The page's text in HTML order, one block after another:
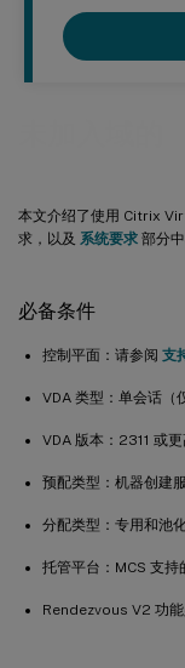
本文介绍了使用 Citrix
求，以及 系统要求 部分
必备条件
控制平面：请参阅 支
VDA 类型：单会话（
VDA 版本：2311 或
预配类型：机器创建
分配类型：专用和池
托管平台：MCS 支持
Rendezvous V2 功